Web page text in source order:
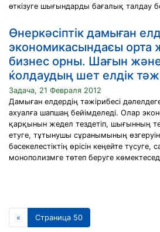
өткізуге шығындарды бағалық талдау
Өнеркәсіптік дамыған
экономикасындаєы орта
бизнес орны. Шағын және
ќолдаудың шет елдік
Задача, 21 Февраля 2012
Дамыған елдердің тәжірибесі
ахуалға шапшаң бейімделеді. Олар
қарқынын жедел тездетіп, шығынның
етуге, тұтынушы сұранымының
бәсекелестіктің өрісін кеңейте
монополизмге төтеп беруге
« Страница 50